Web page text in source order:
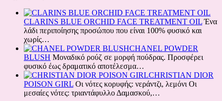
CLARINS BLUE ORCHID FACE TREATMENT OILΈνα
λάδι περιποίησης προσώπου που είναι 100% φυσικό και
χωρίς…
CHANEL POWDER
BLUSH Μοναδικό ρούζ σε μορφή πούδρας. Προσφέρει
φυσικό έως δραματικό αποτέλεσμα…
CHRISTIAN DIOR
POISON GIRL Οι νότες κορυφής: νεράντζι, λεμόνι Oι
μεσαίες νότες: τριαντάφυλλο Δαμασκού,…